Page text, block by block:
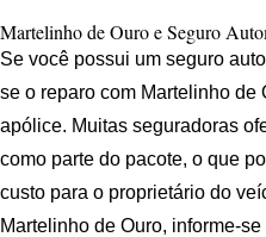
Martelinho de Ouro e Seguro
Se você possui um seguro
se o reparo com Martelinho de
apólice. Muitas seguradoras
como parte do pacote, o que
custo para o proprietário do
Martelinho de Ouro, informe-